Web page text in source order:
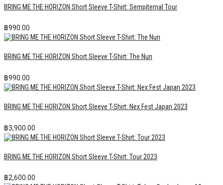
BRING ME THE HORIZON Short Sleeve T-Shirt: Sempiternal Tour
฿990.00
BRING ME THE HORIZON Short Sleeve T-Shirt: The Nun
฿990.00
BRING ME THE HORIZON Short Sleeve T-Shirt: Nex Fest Japan 2023
฿3,900.00
BRING ME THE HORIZON Short Sleeve T-Shirt: Tour 2023
฿2,600.00